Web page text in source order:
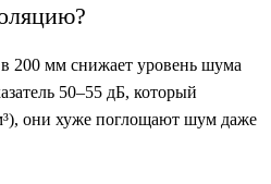
200 мм снижает уровень шума
50–55 дБ, который
они хуже поглощают шум даже